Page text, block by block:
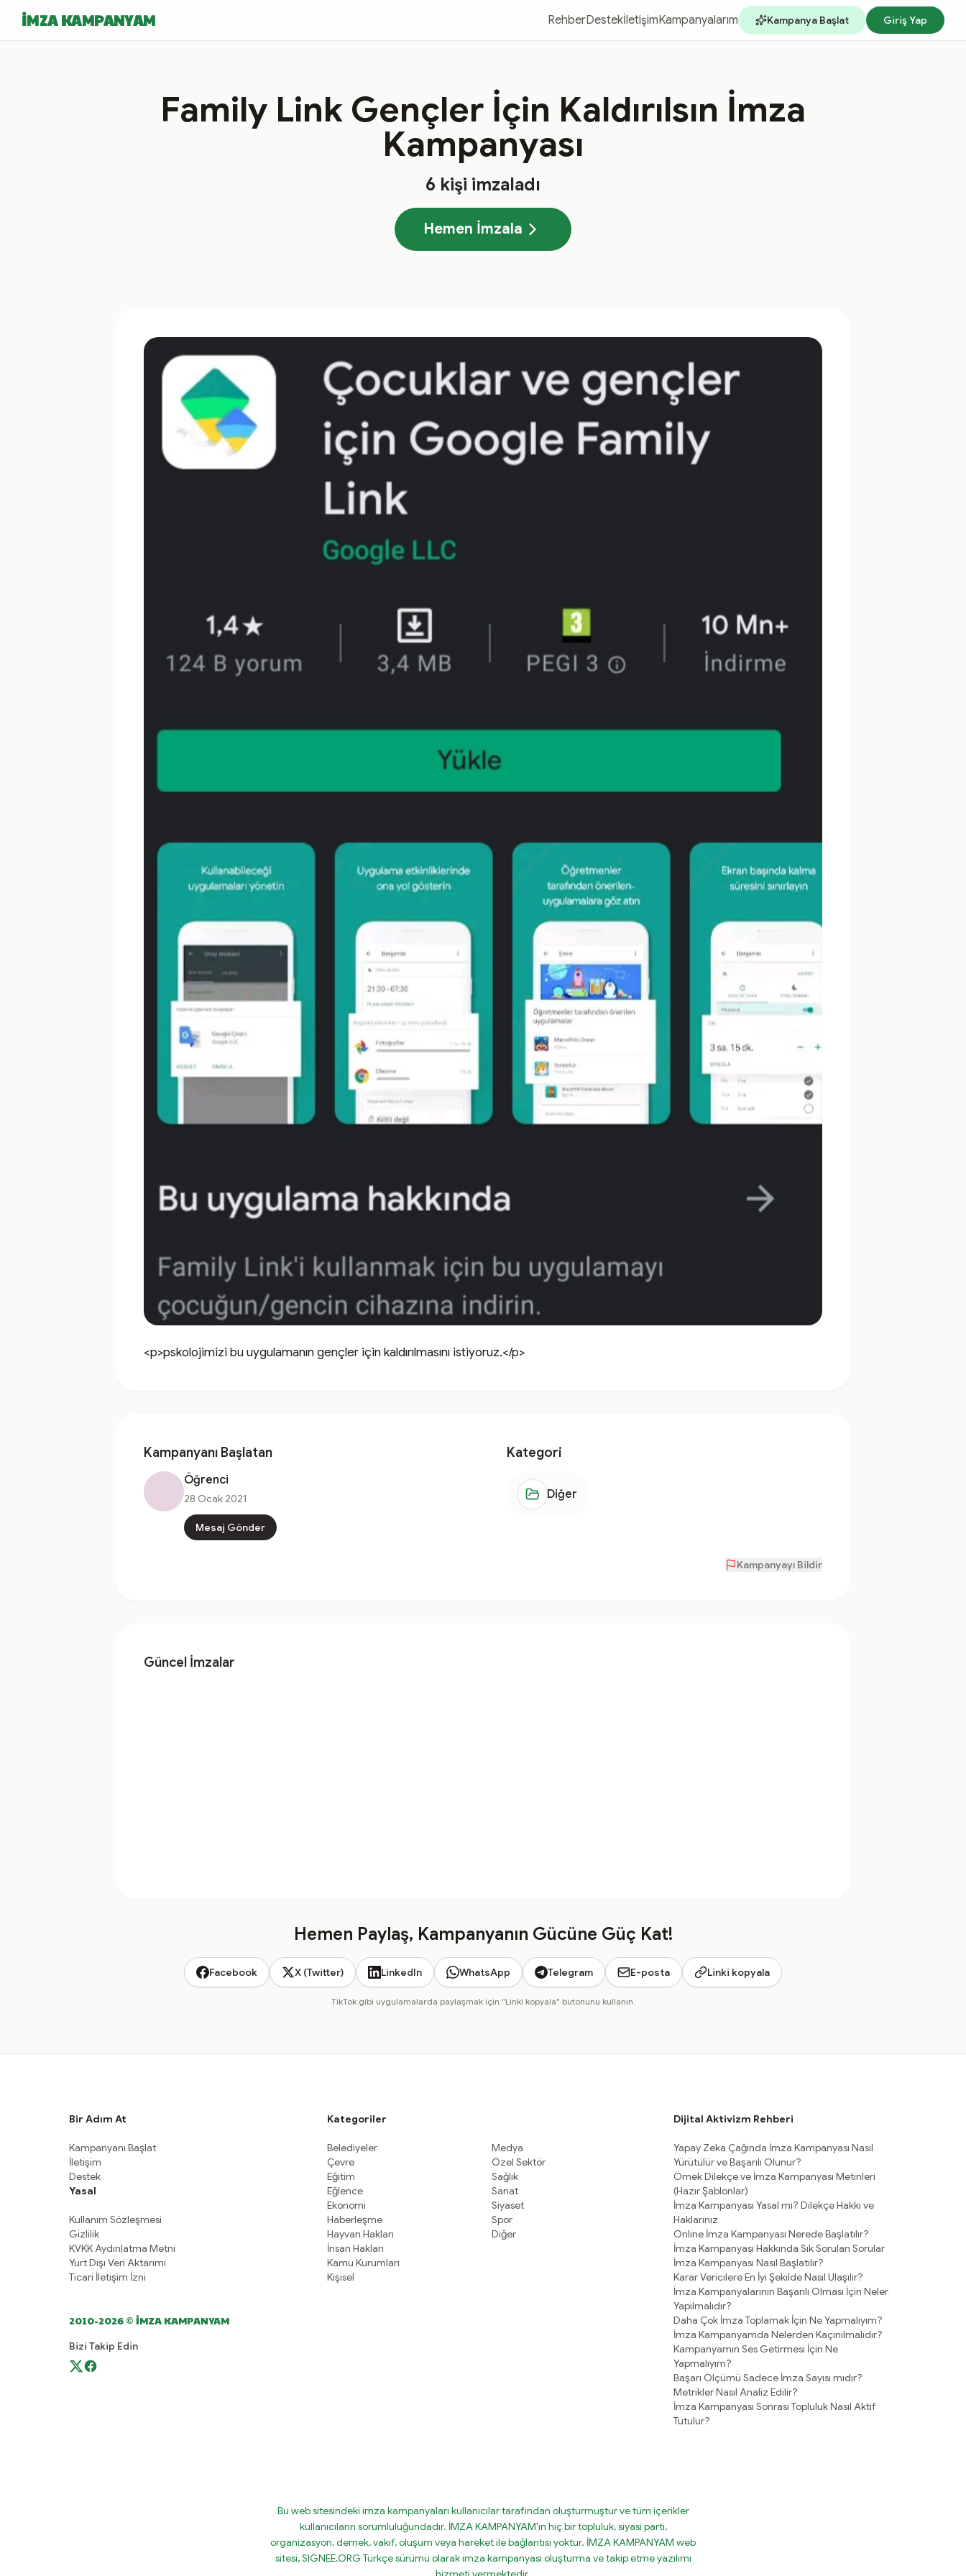
İMZA KAMPANYAM RehberDestekİletişimKampanyalarım Kampanya Başlat Giriş Yap
Family Link Gençler İçin Kaldırılsın İmza
Kampanyası
6 kişi imzaladı
Hemen İmzala
<p>pskolojimizi bu uygulamanın gençler için kaldırılmasını istiyoruz.</p>
Kampanyanı Başlatan
Öğrenci
28 Ocak 2021
Mesaj Gönder
Kategori
Diğer
Kampanyayı Bildir
Güncel İmzalar
Hemen Paylaş, Kampanyanın Gücüne Güç Kat!
Facebook X (Twitter) LinkedIn WhatsApp Telegram E-posta Linki kopyala
TikTok gibi uygulamalarda paylaşmak için "Linki kopyala" butonunu kullanın.
Bir Adım At
Kampanyanı Başlat
İletişim
Destek
Yasal
Kullanım Sözleşmesi
Gizlilik
KVKK Aydınlatma Metni
Yurt Dışı Veri Aktarımı
Ticari İletişim İzni
2010-2026 © İMZA KAMPANYAM
Bizi Takip Edin
Kategoriler
Belediyeler
Çevre
Eğitim
Eğlence
Ekonomi
Haberleşme
Hayvan Hakları
İnsan Hakları
Kamu Kurumları
Kişisel
Medya
Özel Sektör
Sağlık
Sanat
Siyaset
Spor
Diğer
Dijital Aktivizm Rehberi
Yapay Zeka Çağında İmza Kampanyası Nasıl
Yürütülür ve Başarılı Olunur?
Örnek Dilekçe ve İmza Kampanyası Metinleri
(Hazır Şablonlar)
İmza Kampanyası Yasal mı? Dilekçe Hakkı ve
Haklarınız
Online İmza Kampanyası Nerede Başlatılır?
İmza Kampanyası Hakkında Sık Sorulan Sorular
İmza Kampanyası Nasıl Başlatılır?
Karar Vericilere En İyi Şekilde Nasıl Ulaşılır?
İmza Kampanyalarının Başarılı Olması İçin Neler
Yapılmalıdır?
Daha Çok İmza Toplamak İçin Ne Yapmalıyım?
İmza Kampanyamda Nelerden Kaçınılmalıdır?
Kampanyamın Ses Getirmesi İçin Ne
Yapmalıyım?
Başarı Ölçümü Sadece İmza Sayısı mıdır?
Metrikler Nasıl Analiz Edilir?
İmza Kampanyası Sonrası Topluluk Nasıl Aktif
Tutulur?
Bu web sitesindeki imza kampanyaları kullanıcılar tarafından oluşturmuştur ve tüm içerikler
kullanıcıların sorumluluğundadır. İMZA KAMPANYAM'ın hiç bir topluluk, siyasi parti,
organizasyon, dernek, vakıf, oluşum veya hareket ile bağlantısı yoktur. İMZA KAMPANYAM web
sitesi, SIGNEE.ORG Türkçe sürümü olarak imza kampanyası oluşturma ve takip etme yazılımı